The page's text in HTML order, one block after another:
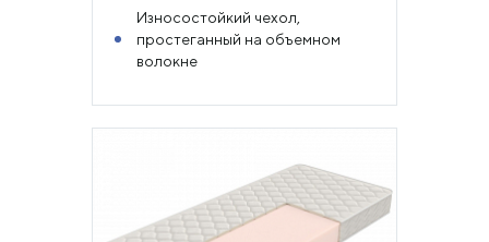
Износостойкий чехол,
простеганный на объемном
волокне